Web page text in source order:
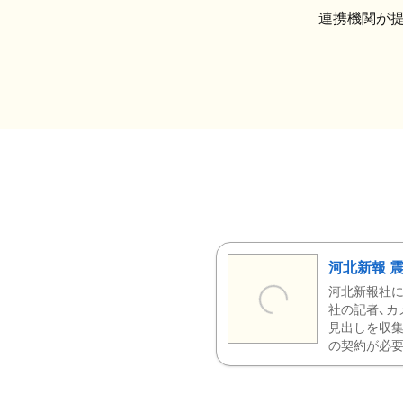
連携機関が
河北新報
河北新報社
社の記者、
見出しを収
の契約が必要